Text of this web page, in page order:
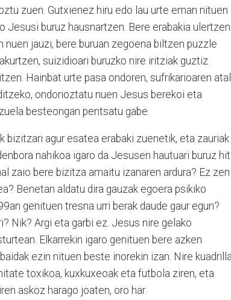
zuen. Gutxienez hiru edo lau urte eman nituen
Jesusi buruz hausnartzen. Bere erabakia ulertzen
jauzi, bere buruan zegoena biltzen puzzle
suizidioari buruzko nire iritziak guztiz
Hainbat urte pasa ondoren, sufrikarioaren atal
ondorioztatu nuen Jesus berekoi eta
besteongan pentsatu gabe.
bizitzari agur esatea erabaki zuenetik, eta zauriak
nahikoa igaro da Jesusen hautuari buruz
zaio bere bizitza amaitu izanaren ardura? Ez zen
Benetan aldatu dira gauzak egoera psikiko
genituen tresna urri berak daude gaur egun?
Nik? Argi eta garbi ez. Jesus nire gelako
Elkarrekin igaro genituen bere azken
ezin nituen beste inorekin izan. Nire
toxikoa, kuxkuxeoak eta futbola ziren, eta
askoz harago joaten, oro har.